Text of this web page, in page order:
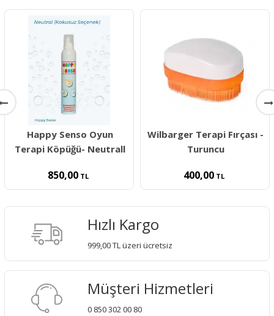
Happy Senso Oyun
Terapi Köpüğü- Neutrall
850,00 TL
Wilbarger Terapi Fırçası -
Turuncu
400,00 TL
Hızlı Kargo
999,00 TL üzeri ücretsiz
Müşteri Hizmetleri
0 850 302 00 80